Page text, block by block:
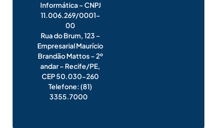
Informática – CNPJ
11.006.269/0001-
00
Rua do Brum, 123 –
Empresarial Maurício
Brandão Mattos – 2º
andar – Recife/PE,
CEP 50.030-260
Telefone: (81)
3355.7000